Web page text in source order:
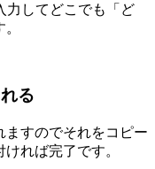
力してどこでも「ど
る
ますのでそれをコピー
れば完了です。